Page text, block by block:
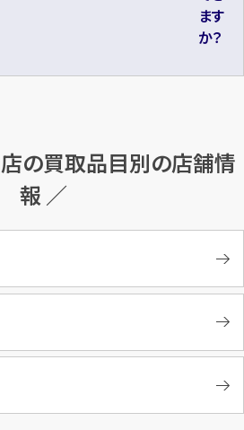
ます
か？
の買取品目別の店舗情
報 ／